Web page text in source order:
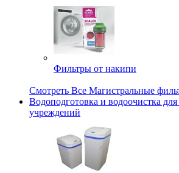
Фильтры от накипи
Смотреть Все Магистральные
Водоподготовка и водоочистка
учреждений